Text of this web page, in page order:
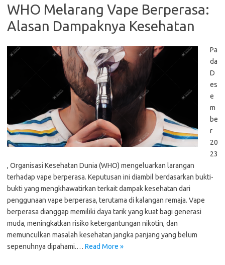
WHO Melarang Vape Berperasa:
Alasan Dampaknya Kesehatan
Pa
da
D
es
e
m
be
r
20
23
, Organisasi Kesehatan Dunia (WHO) mengeluarkan larangan
terhadap vape berperasa. Keputusan ini diambil berdasarkan bukti-
bukti yang mengkhawatirkan terkait dampak kesehatan dari
penggunaan vape berperasa, terutama di kalangan remaja. Vape
berperasa dianggap memiliki daya tarik yang kuat bagi generasi
muda, meningkatkan risiko ketergantungan nikotin, dan
memunculkan masalah kesehatan jangka panjang yang belum
sepenuhnya dipahami.… Read More »